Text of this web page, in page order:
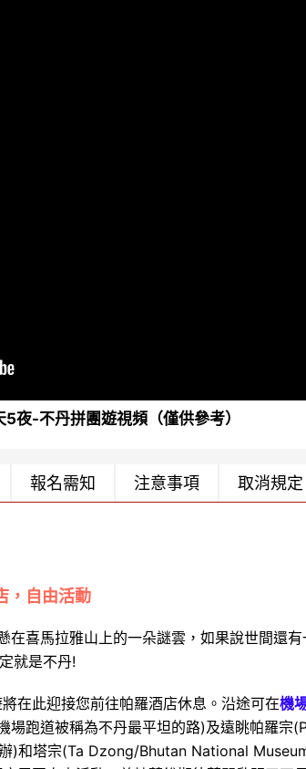
5夜-不丹拼團遊視頻（僅供參考）
報名需知 注意事項 取消規定
，自由活動
喜馬拉雅山上的一朵謎雲，如果說世間還有
就是不丹!
在此迎接您前往帕羅酒店休息。沿途可在機
跑道被稱為不丹最平坦的路)及遠眺帕羅宗
)和塔宗(Ta Dzong/Bhutan National